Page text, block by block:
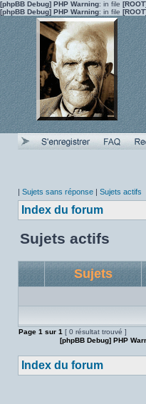
[phpBB Debug] PHP Warning: in file
[phpBB Debug] PHP Warning: in file
| Sujets sans réponse | Sujets actifs
Index du forum
Sujets actifs
Sujets
Page 1 sur 1 [ 0 résultat trouvé ]
[phpBB Debug] PHP
Index du forum